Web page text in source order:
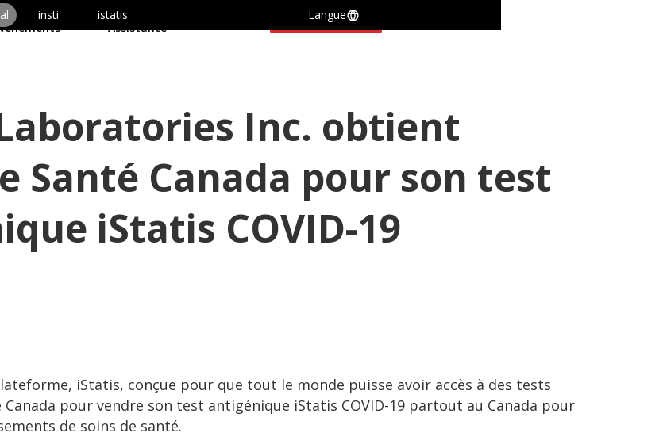
insti istatis Langue
À propos de nous
Assistance
Contactez-nous
Inc. obtient
Santé Canada pour son test
iStatis COVID-19
iStatis, conçue pour que tout le monde puisse avoir accès à des tests
pour vendre son test antigénique iStatis COVID-19 partout au Canada pour
de soins de santé.